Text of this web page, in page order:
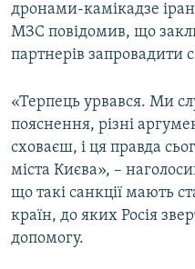
дронами-камікадзе
МЗС повідомив, що
партнерів запровадити
«Терпець урвався. Ми
пояснення, різні
сховаєш, і ця правда
міста Києва», –
що такі санкції мають
країн, до яких Росія
допомогу.